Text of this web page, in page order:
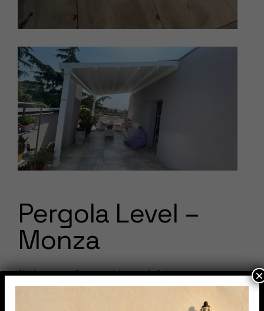
Pergola Level –
Monza
Abbiamo trasformato i terrazzi di due
appartamenti situati al settimo piano installando
una pergola Level bianco sablè con pendenza.
×